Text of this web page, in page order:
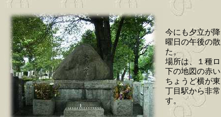
今にも夕立が
曜日の午後の
た。
場所は、１種
下の地図の赤
ちょうど横が
丁目駅から非
す。